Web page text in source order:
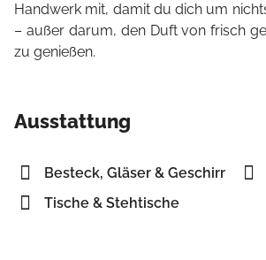
Handwerk mit, damit du dich um
– außer darum, den Duft von frisch
zu genießen.
Ausstattung
Besteck, Gläser & Geschirr
Tische & Stehtische